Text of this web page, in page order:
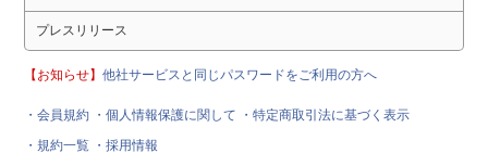
プレスリリース
【お知らせ】他社サービスと同じパスワードをご利用の方へ
・会員規約 ・個人情報保護に関して
・特定商取引法に基づく表示
・規約一覧 ・採用情報